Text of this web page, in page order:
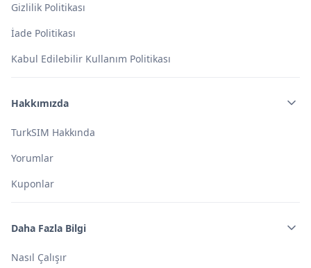
Gizlilik Politikası
İade Politikası
Kabul Edilebilir Kullanım Politikası
Hakkımızda
TurkSIM Hakkında
Yorumlar
Kuponlar
Daha Fazla Bilgi
Nasıl Çalışır